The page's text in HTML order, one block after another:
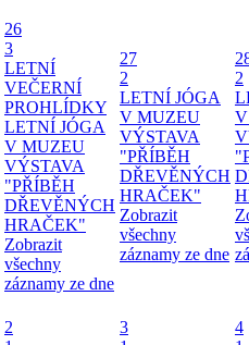
26
3
LETNÍ
VEČERNÍ
PROHLÍDKY
LETNÍ JÓGA
V MUZEU
VÝSTAVA
"PŘÍBĚH
DŘEVĚNÝCH
HRAČEK"
Zobrazit
všechny
záznamy ze dne
27
2
LETNÍ JÓGA
V MUZEU
VÝSTAVA
"PŘÍBĚH
DŘEVĚNÝCH
HRAČEK"
Zobrazit
všechny
záznamy ze dne
2
2
3
4